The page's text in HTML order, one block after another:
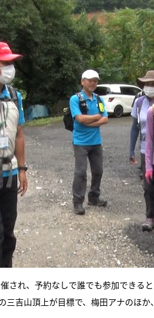
され、予約なしで誰でも参加できる
吉山頂上が目標で、梅田アナのほか